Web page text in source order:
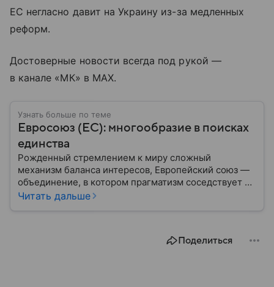
ЕС негласно давит на Украину из-за медленных
реформ.
Достоверные новости всегда под рукой —
в канале «МК» в MAX.
Узнать больше по теме
Евросоюз (ЕС): многообразие в поисках
единства
Рожденный стремлением к миру сложный
механизм баланса интересов, Европейский союз —
объединение, в котором прагматизм соседствует с
идеализмом. Амбициозный проект превратил
Читать дальше
Поделиться